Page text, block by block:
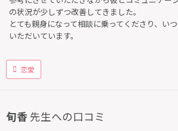
の状況が少しずつ改善してきました。
とても親身になって相談に乗ってくださり、い
いただいています。
恋愛
旬香 先生への口コミ